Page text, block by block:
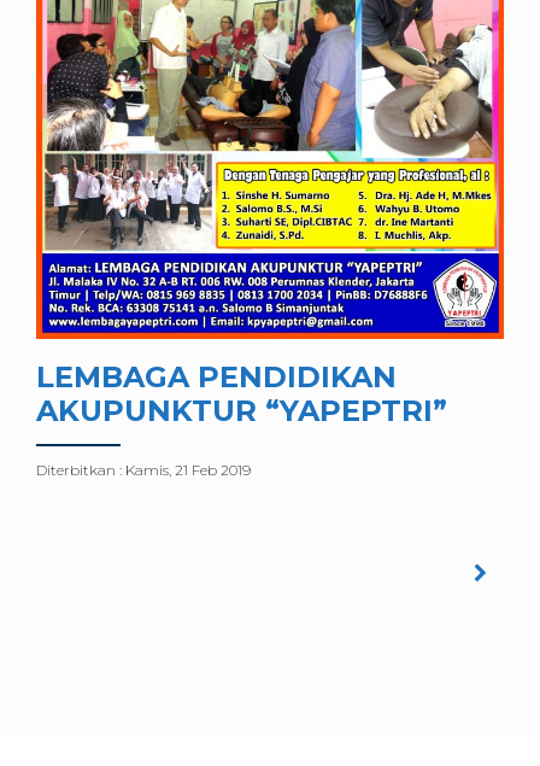
LEMBAGA PENDIDIKAN
AKUPUNKTUR “YAPEPTRI”
Diterbitkan : Kamis, 21 Feb 2019